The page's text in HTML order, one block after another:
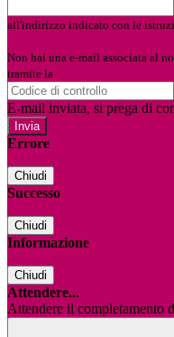
all'indirizzo indicato con le
Non hai una e-mail associata al
tramite la
E-mail inviata, si prega di
Errore
Chiudi
Successo
Chiudi
Informazione
Chiudi
Attendere...
Attendere il completamento